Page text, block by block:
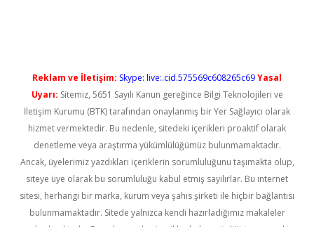
Reklam ve İletişim: Skype: live:.cid.575569c608265c69Yasal
Uyarı: Sitemiz, 5651 Sayılı Kanun gereğince Bilgi Teknolojileri ve
İletişim Kurumu (BTK) tarafından onaylanmış bir Yer Sağlayıcı olarak
hizmet vermektedir. Bu nedenle, sitedeki içerikleri proaktif olarak
denetleme veya araştırma yükümlülüğümüz bulunmamaktadır.
Ancak, üyelerimiz yazdıkları içeriklerin sorumluluğunu taşımakta olup,
siteye üye olarak bu sorumluluğu kabul etmiş sayılırlar. Bu internet
sitesi, herhangi bir marka, kurum veya şahıs şirketi ile hiçbir bağlantısı
bulunmamaktadır. Sitede yalnızca kendi hazırladığımız makaleler